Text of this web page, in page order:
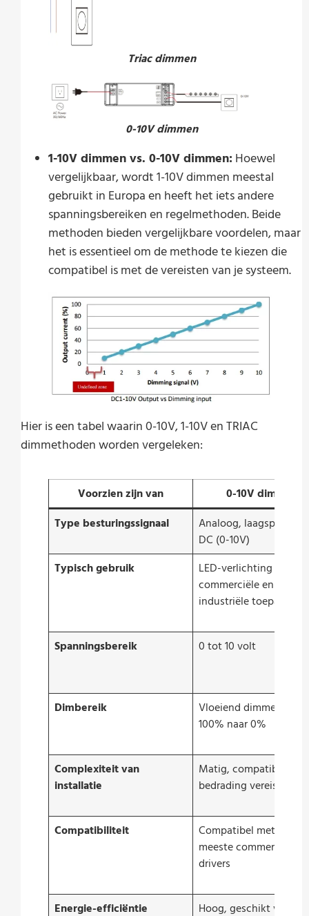
Triac dimmen
0-10V dimmen
1-10V dimmen vs. 0-10V dimmen: Hoewel
vergelijkbaar, wordt 1-10V dimmen meestal
gebruikt in Europa en heeft het iets andere
spanningsbereiken en regelmethoden. Beide
methoden bieden vergelijkbare voordelen, maar
het is essentieel om de methode te kiezen die
compatibel is met de vereisten van je systeem.
Hier is een tabel waarin 0-10V, 1-10V en TRIAC
dimmethoden worden vergeleken:
Voorzien zijn van
0-10V dimmen
Type besturingssignaal
Analoog, laagspanning
DC (0-10V)
Typisch gebruik
LED-verlichting in
commerciële en
industriële
Spanningsbereik 0 tot 10 volt
Dimbereik
Vloeiend dimmen van
100% naar 0%
Complexiteit van
installatie
Matig, compatibele
bedrading vereist
Compatibiliteit
Compatibel met de
meeste commerciële
drivers
Energie-efficiëntie Hoog, geschikt voor